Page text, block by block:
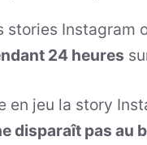
stories Instagram
24 heures
en jeu la story
disparaît pas au